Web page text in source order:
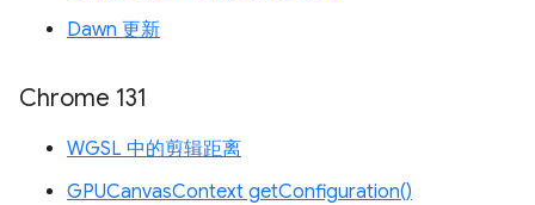
Dawn 更新
Chrome 131
WGSL 中的剪辑距离
GPUCanvasContext getConfiguration()